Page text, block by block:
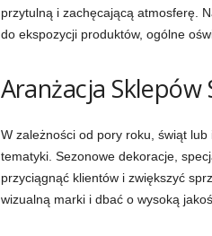
przytulną i zachęcającą atmosferę.
do ekspozycji produktów, ogólne
Aranżacja Sklepów
W zależności od pory roku, świąt
tematyki. Sezonowe dekoracje,
przyciągnąć klientów i zwiększyć
wizualną marki i dbać o wysoką